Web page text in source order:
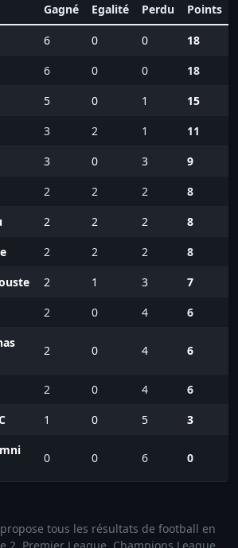
Gagné Egalité Perdu Points
6 0 0
18
6 0 0
18
5 0 1
15
3 2 1
11
3 0 3
9
2 2 2
8
2 2 2
8
2 2 2
8
2 1 3
7
2 0 4
6
2 0 4 6
2 0 4
6
1 0 5
3
0 0 6 0
tous les résultats de football en